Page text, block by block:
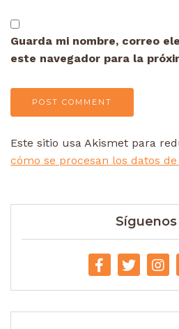
Guarda mi nombre, correo
este navegador para la
Este sitio usa Akismet para
cómo se procesan los datos